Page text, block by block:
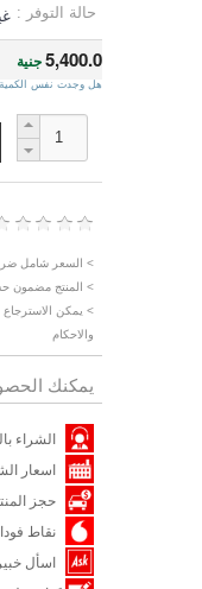
حالة التوفر :
5,400.0جنية
هل وجدت نفس
> السعر شامل
> المنتج مضمون
والاحكام
يمكنك
الشراء
اسعار
حجز
نقاط
اسأل خبير